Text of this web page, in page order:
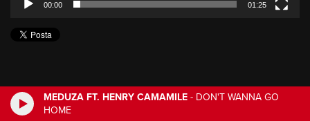
MEDUZA FT. HENRY CAMAMILE - DON'T WANNA GO
HOME
00:00 01:25